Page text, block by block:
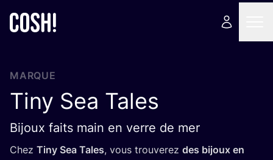
MARQUE
Tiny Sea Tales
Bijoux faits main en verre de mer
Chez Tiny Sea Tales, vous trou­ve­rez des bijoux en